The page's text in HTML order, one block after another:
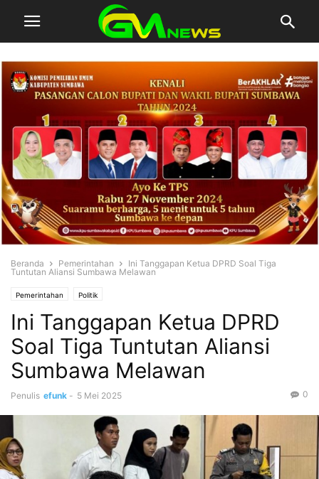
Beranda Pemerintahan
Ini Tanggapan Ketua DPRD Soal Tiga
Tuntutan Aliansi Sumbawa Melawan
Pemerintahan Politik
Ini Tanggapan Ketua DPRD
Soal Tiga Tuntutan Aliansi
Sumbawa Melawan
Penulis efunk - 5 Mei 2025 0